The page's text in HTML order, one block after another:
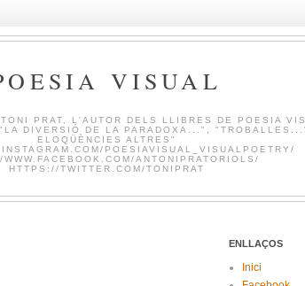
VISUAL
PRAT, L'AUTOR DELS LLIBRES DE POESIA
DIVERSIÓ DE LA PARADOXA...",
ELOQÜÈNCIES ALTRES"
POESIAVISUAL_VISUALPOETRY/
ANTONIPRATORIOLS/
HTTPS://TWITTER.COM/TONIPRAT
ENLLAÇOS
Inici